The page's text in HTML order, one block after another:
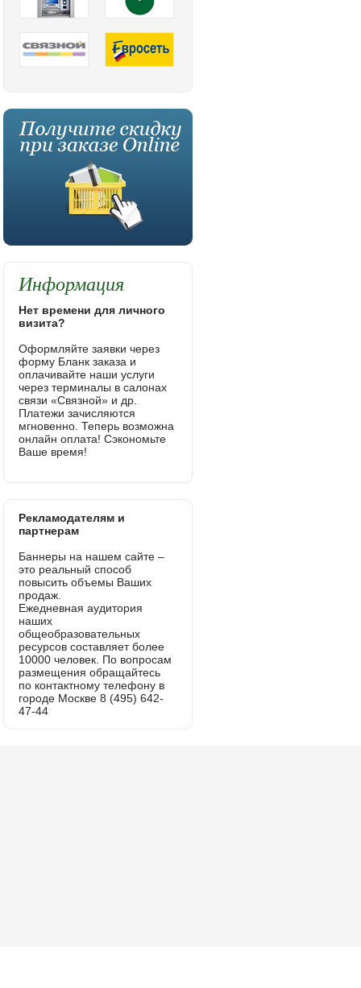
Информация
Нет времени для личного
визита?
Оформляйте заявки через
форму Бланк заказа и
оплачивайте наши услуги
через терминалы в салонах
связи «Связной» и др.
Платежи зачисляются
мгновенно. Теперь возможна
онлайн оплата! Сэкономьте
Ваше время!
Рекламодателям и
партнерам
Баннеры на нашем сайте –
это реальный способ
повысить объемы Ваших
продаж.
Ежедневная аудитория
наших
общеобразовательных
ресурсов составляет более
10000 человек. По вопросам
размещения обращайтесь
по контактному телефону в
городе Москве 8 (495) 642-
47-44